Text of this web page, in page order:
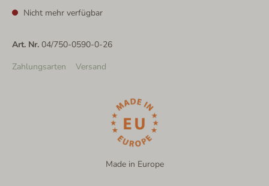
Nicht mehr verfügbar
Art. Nr. 04/750-0590-0-26
Zahlungsarten
Versand
Made in Europe